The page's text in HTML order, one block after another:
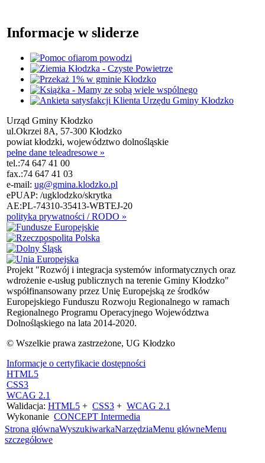
Informacje w sliderze
Urząd Gminy Kłodzko
ul.Okrzei 8A, 57-300 Kłodzko
powiat kłodzki, województwo dolnośląskie
pełne dane teleadresowe »
tel.:74 647 41 00
fax.:74 647 41 03
e-mail: ug@gmina.klodzko.pl
ePUAP: /ugklodzko/skrytka
AE:PL-74310-35413-WBTEJ-20
polityka prywatności / RODO »
Projekt "Rozwój i integracja systemów informatycznych oraz
wdrożenie e-usług publicznych na terenie Gminy Kłodzko"
współfinansowany przez Unię Europejską ze środków
Europejskiego Funduszu Rozwoju Regionalnego w ramach
Regionalnego Programu Operacyjnego Województwa
Dolnośląskiego na lata 2014-2020.
© Wszelkie prawa zastrzeżone, UG Kłodzko
Informacje o certyfikacie dostępności
HTML5
CSS3
WCAG 2.1
Walidacja: HTML5 + CSS3 + WCAG 2.1
Wykonanie CONCEPT Intermedia
Strona głównaWyszukiwarkaNarzędziaMenu główneMenu
szczegółowe